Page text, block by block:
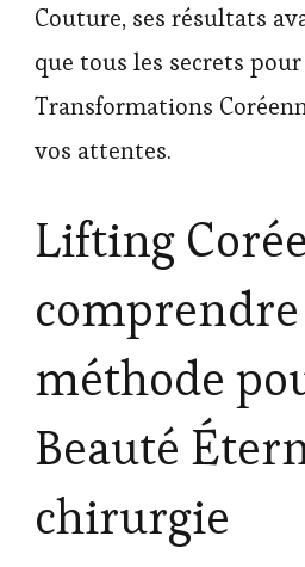
Couture, ses résultats
que tous les secrets
Transformations
vos attentes.
Lifting
méthode
Beauté
chirurgie